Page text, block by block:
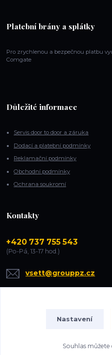
Platební brány a splátky
Pro zrychlenou a bezpečnou platbu
Comgate
Důležité informace
Servis door to door a záruka
Dodací a platební podmínky
Reklamační podmínky
Obchodní podmínky
Ochrana soukromí
Kontakty
+420 737 755 543
(Po-Pá, 13-17 hod.)
vsett@grouppz.cz
Vytvořeno na
Nastavení
Souhlas